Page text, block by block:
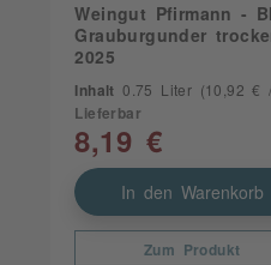
Weingut Pfirmann -
Grauburgunder
2025
Inhalt0.75 Liter
(10,92 € / 1
Lieferbar
8,19 €
In den Warenkorb
Zum Produkt